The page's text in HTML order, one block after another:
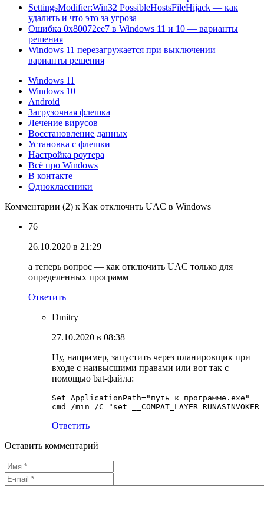
SettingsModifier:Win32 PossibleHostsFileHijack — как
удалить и что это за угроза
Ошибка 0x80072ee7 в Windows 11 и 10 — варианты
решения
Windows 11 перезагружается при выключении —
варианты решения
Windows 11
Windows 10
Android
Загрузочная флешка
Лечение вирусов
Восстановление данных
Установка с флешки
Настройка роутера
Всё про Windows
В контакте
Одноклассники
Комментарии (2) к Как отключить UAC в Windows
76
26.10.2020 в 21:29
а теперь вопрос — как отключить UAC только для
определенных программ
Ответить
Dmitry
27.10.2020 в 08:38
Ну, например, запустить через планировщик при
входе с наивысшими правами или вот так с
помощью bat-файла:
Set ApplicationPath="путь_к_программе.exe"
cmd /min /C "set
Ответить
Оставить комментарий